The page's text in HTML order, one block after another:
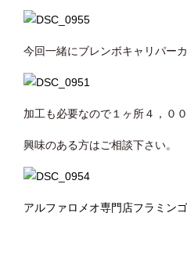
今回一緒にブレンボキャリパー
加工も必要なので１ヶ所４，０
興味のある方はご相談下さい。
アルファロメオ専門店フラミンゴ